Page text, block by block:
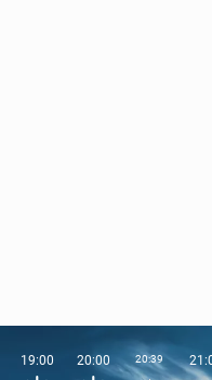
19:00 20:00 20:39